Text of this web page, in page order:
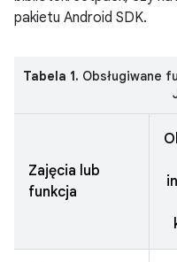
pakietu Android SDK.
Tabela 1. Obsługiwane
Zajęcia lub
funkcja